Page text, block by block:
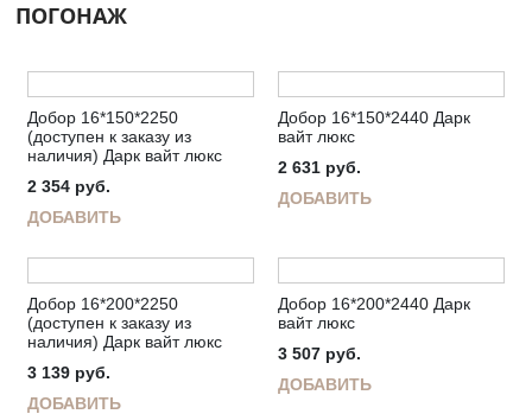
ПОГОНАЖ
Добор 16*150*2250
(доступен к заказу из
наличия) Дарк вайт люкс
2 354 руб.
ДОБАВИТЬ
Добор 16*150*2440 Дарк
вайт люкс
2 631 руб.
ДОБАВИТЬ
Добор 16*200*2250
(доступен к заказу из
наличия) Дарк вайт люкс
3 139 руб.
ДОБАВИТЬ
Добор 16*200*2440 Дарк
вайт люкс
3 507 руб.
ДОБАВИТЬ